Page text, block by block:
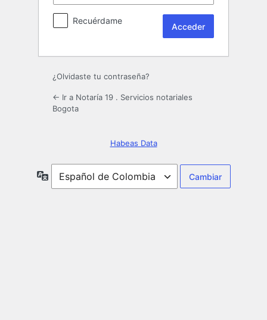
Recuérdame
¿Olvidaste tu contraseña?
← Ir a Notaría 19 . Servicios notariales
Bogota
Habeas Data
Idioma